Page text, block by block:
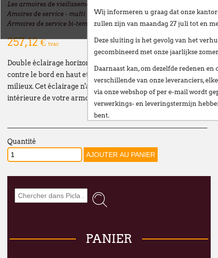
Les armoires de vieilissement - une température
Amoires de service - multi températures
Armoires de service bi-température
257,12 €tvac
Double éclairage horizontal LED. Ceux-ci sont montées
contre le bord en haut et contre la clayette fixe du
milieux. Cet éclairage n'a pas d'impact sur la température
intérieure de votre armoire TastVin
Quantité
PANIER
Wij informeren u graag dat onze
zullen zijn vanmaandag 27 juli tot en
Deze sluiting is het gevolg van het
gecombineerd met onzejaarlijkse
Daarnaast kan, om dezelfde redenen
verschillende van onze leveranciers,
via onze webshop of per e-mailwordt
verwerkings- en leveringstermijn
bent.
1601 Sint-Pieters-Leeuw
François Dubaere en Géraldine Dubaere